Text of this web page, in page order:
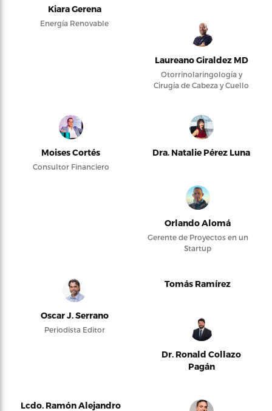
Kiara Gerena
Energía Renovable
Laureano Giraldez MD
Otorrinolaringología y
Cirugía de Cabeza y Cuello
Moises Cortés
Consultor Financiero
Dra. Natalie Pérez Luna
Orlando Alomá
Gerente de Proyectos en un
Startup
Oscar J. Serrano
Periodista Editor
Tomás Ramírez
Dr. Ronald Collazo
Pagán
Lcdo. Ramón Alejandro